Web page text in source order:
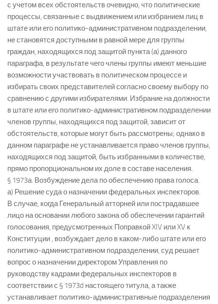
с учетом всех обстоятельств очевидно, что политические
процессы, связанные с выдвижением или избранием лиц в
штате или его политико-административном подразделении,
не становятся доступными в равной мере для группы
граждан, находящихся под защитой пункта (а) данного
параграфа, в результате чего члены группы имеют меньшие
возможности участвовать в политическом процессе и
избирать своих представителей согласно своему выбору по
сравнению с другими избирателями. Избрание на должности
в штате или его политико-административном подразделении
членов группы, находящихся под защитой, зависит от
обстоятельств, которые могут быть рассмотрены; однако в
данном параграфе не устанавливается право членов группы,
находящихся под защитой, быть избранными в количестве,
прямо пропорциональном их доле в составе населения.
§ 1973а. Возбуждение дела по обеспечению права голоса.
а) Решение суда о назначении федеральных инспекторов.
В случае, когда Генеральный атторней или пострадавшее
лицо на основании любого закона об обеспечении гарантий
голосования, предусмотренных Поправкой XIV или XV к
Конституции , возбуждает дело в каком-либо штате или его
политико-административном подразделении, суд решает
вопрос о назначении директором Управления по
руководству кадрами федеральных инспекторов в
соответствии с § 1973d настоящего титула, а также
устанавливает политико-административные подразделения